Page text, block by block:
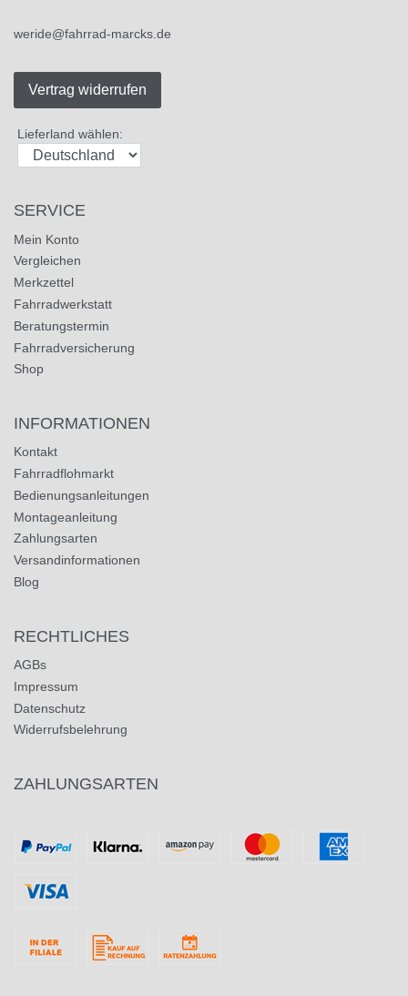
weride@fahrrad-marcks.de
Vertrag widerrufen
Lieferland wählen:
SERVICE
Mein Konto
Vergleichen
Merkzettel
Fahrradwerkstatt
Beratungstermin
Fahrradversicherung
Shop
INFORMATIONEN
Kontakt
Fahrradflohmarkt
Bedienungsanleitungen
Montageanleitung
Zahlungsarten
Versandinformationen
Blog
RECHTLICHES
AGBs
Impressum
Datenschutz
Widerrufsbelehrung
ZAHLUNGSARTEN